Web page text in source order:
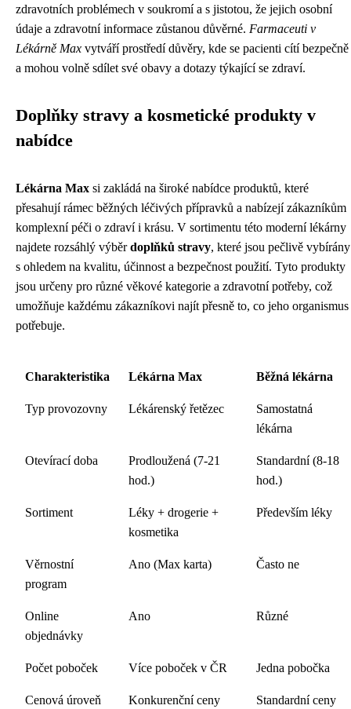
zdravotních problémech v soukromí a s jistotou, že jejich osobní
údaje a zdravotní informace zůstanou důvěrné. Farmaceuti v
Lékárně Max vytváří prostředí důvěry, kde se pacienti cítí bezpečně
a mohou volně sdílet své obavy a dotazy týkající se zdraví.
Doplňky stravy a kosmetické produkty v
nabídce
Lékárna Max si zakládá na široké nabídce produktů, které
přesahují rámec běžných léčivých přípravků a nabízejí zákazníkům
komplexní péči o zdraví i krásu. V sortimentu této moderní lékárny
najdete rozsáhlý výběrdoplňků stravy, které jsou pečlivě vybírány
s ohledem na kvalitu, účinnost a bezpečnost použití. Tyto produkty
jsou určeny pro různé věkové kategorie a zdravotní potřeby, což
umožňuje každému zákazníkovi najít přesně to, co jeho organismus
potřebuje.
Charakteristika Lékárna Max Běžná lékárna
Typ provozovny Lékárenský řetězec
Samostatná
lékárna
Otevírací doba
Prodloužená (7-21
hod.)
Standardní (8-18
hod.)
Sortiment
Léky + drogerie +
kosmetika
Především léky
Věrnostní
program
Ano (Max karta) Často ne
Online
objednávky
Ano Různé
Počet poboček Více poboček v ČR Jedna pobočka
Cenová úroveň Konkurenční ceny Standardní ceny